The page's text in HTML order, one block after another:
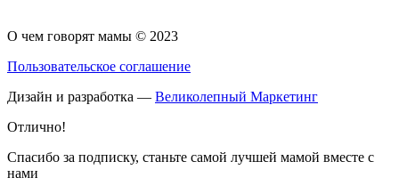
О чем говорят мамы © 2023
Пользовательское соглашение
Дизайн и разработка — Великолепный Маркетинг
Отлично!
Спасибо за подписку, станьте самой лучшей мамой вместе с
нами